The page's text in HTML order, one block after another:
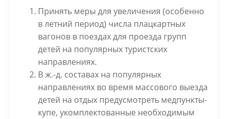
Принять меры для увеличения (особенно
в летний период) числа плацкартных
вагонов в поездах для проезда групп
детей на популярных туристских
направлениях.
В ж.-д. составах на популярных
направлениях во время массового выезда
детей на отдых предусмотреть медпункты-
купе, укомплектованные необходимым